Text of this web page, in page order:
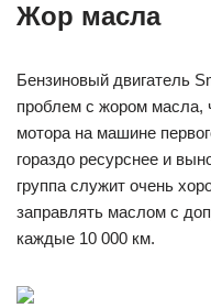
Жор масла
Бензиновый двигатель
проблем с жором масла,
мотора на машине
гораздо ресурснее и
группа служит очень
заправлять маслом с
каждые 10 000 км.